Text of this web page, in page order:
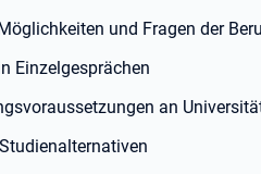
und Fragen der
Einzelgesprächen
an